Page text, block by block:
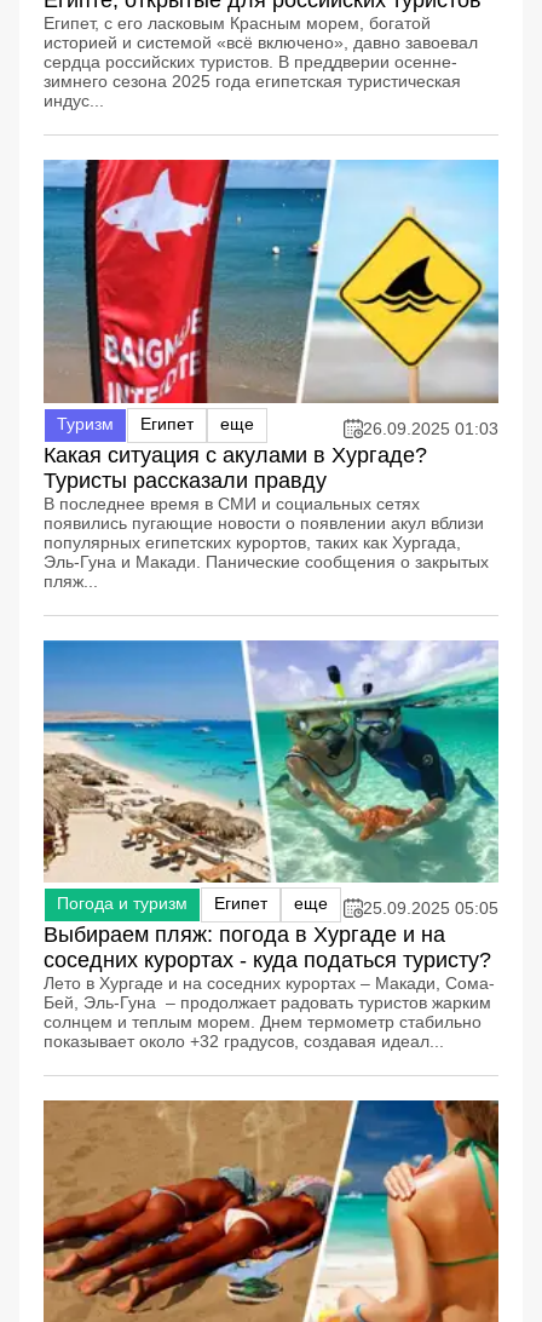
Египет, с его ласковым Красным морем, богатой
историей и системой «всё включено», давно завоевал
сердца российских туристов. В преддверии осенне-
зимнего сезона 2025 года египетская туристическая
индус...
Туризм Египет еще 26.09.2025 01:03
Какая ситуация с акулами в Хургаде?
Туристы рассказали правду
В последнее время в СМИ и социальных сетях
появились пугающие новости о появлении акул вблизи
популярных египетских курортов, таких как Хургада,
Эль-Гуна и Макади. Панические сообщения о закрытых
пляж...
Погода и туризм Египет еще 25.09.2025 05:05
Выбираем пляж: погода в Хургаде и на
соседних курортах - куда податься туристу?
Лето в Хургаде и на соседних курортах – Макади, Сома-
Бей, Эль-Гуна – продолжает радовать туристов жарким
солнцем и теплым морем. Днем термометр стабильно
показывает около +32 градусов, создавая идеал...